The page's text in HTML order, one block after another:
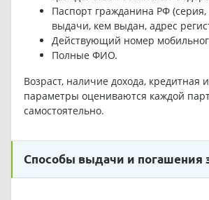
Паспорт гражданина РФ (серия,
выдачи, кем выдан, адрес
Действующий номер
Полные ФИО.
Возраст, наличие дохода, кредитная
параметры оцениваются каждой
самостоятельно.
Способы выдачи и погашения